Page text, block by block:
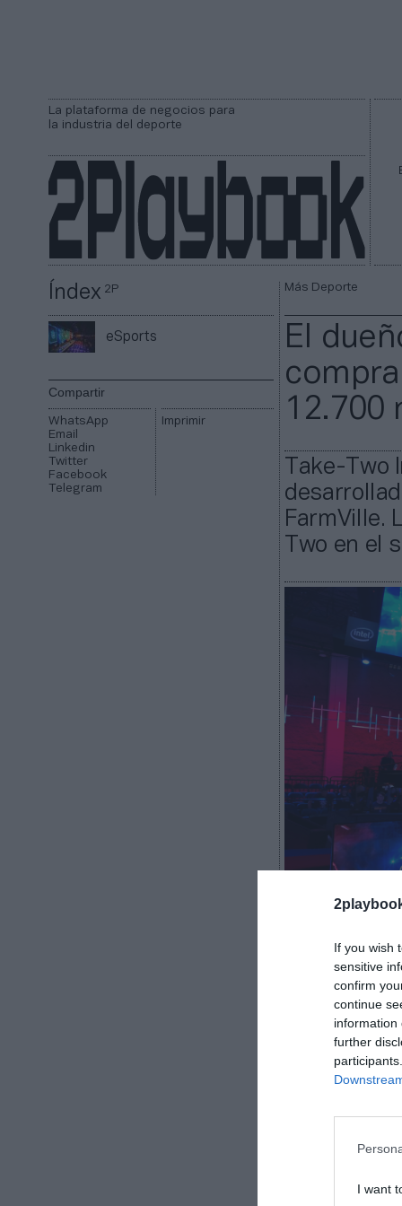
If you wish
sensitive
confirm
continue
information
further
I want
La plataforma de negocios para
la industria del deporte
Índex2P
eSports
Compartir
WhatsApp
Email
Linkedin
Twitter
Facebook
Telegram
Imprimir
Más Deporte
El
12.700
Take-Two
FarmVille.
Two en el
El dueño de
adquirido la
euros), según
Racing, Golf
Take-Two
7 de enero de